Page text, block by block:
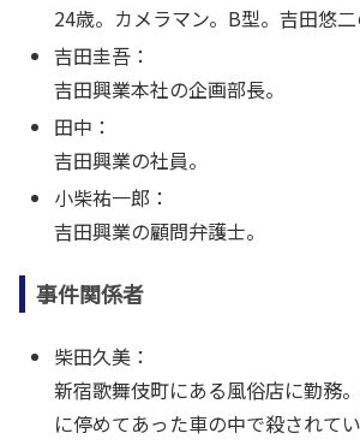
24歳。カメラマン。B型。吉田悠二
吉田圭吾：
吉田興業本社の企画部長。
田中：
吉田興業の社員。
小柴祐一郎：
吉田興業の顧問弁護士。
事件関係者
柴田久美：
新宿歌舞伎町にある風俗店に勤務
に停めてあった車の中で殺されてい